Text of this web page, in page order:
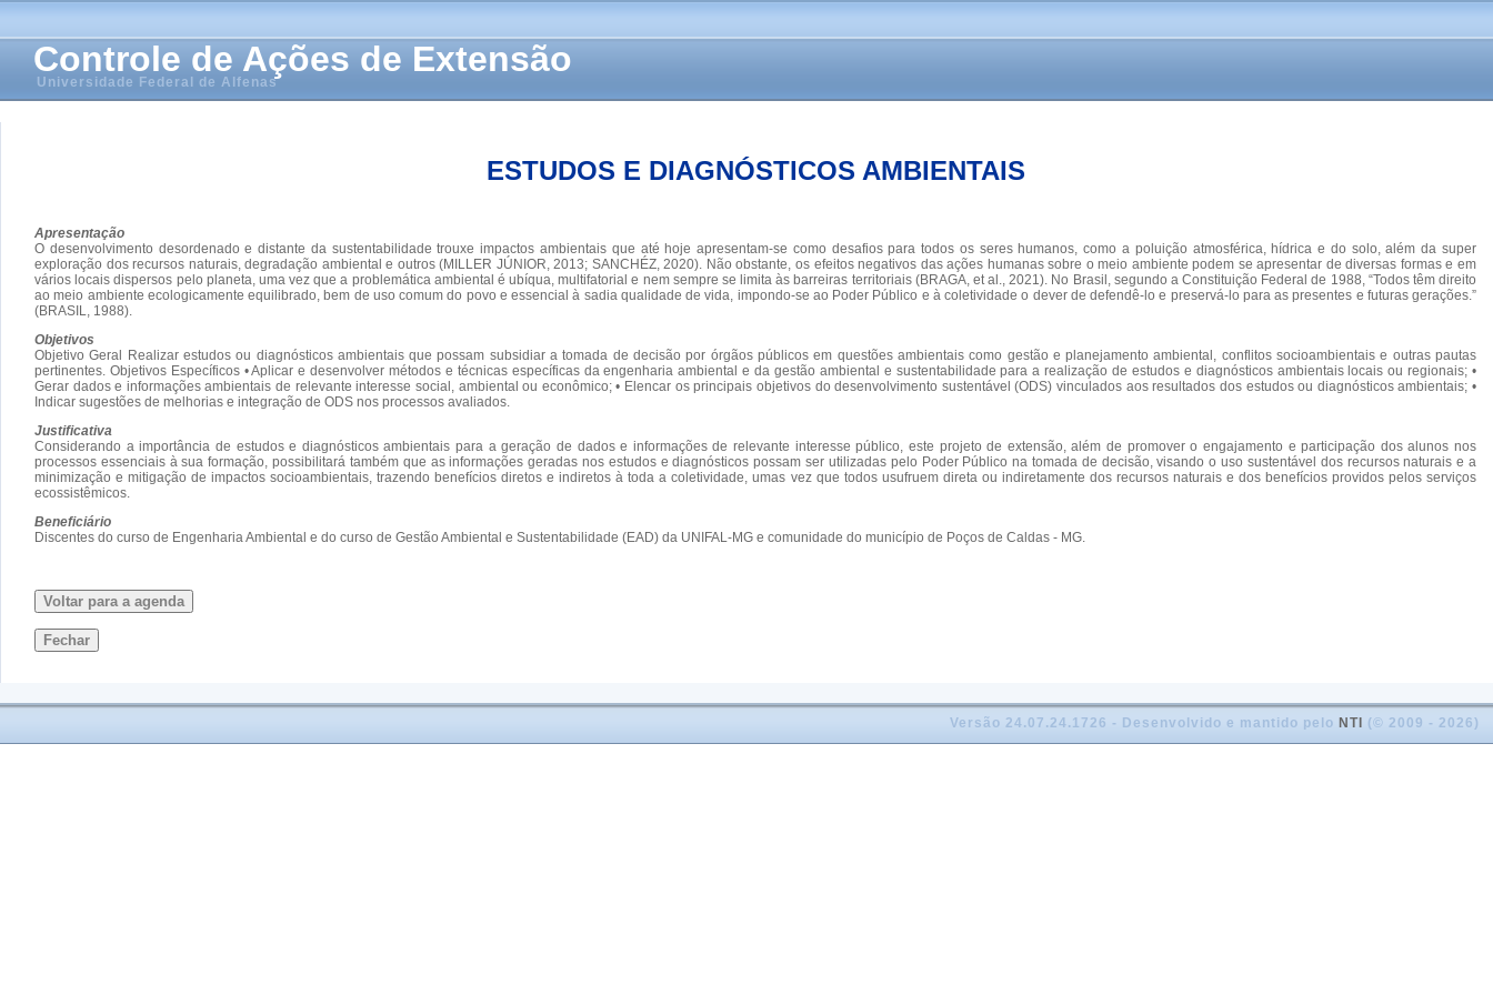
Controle de Ações de Extensão
Universidade Federal de Alfenas
ESTUDOS E DIAGNÓSTICOS AMBIENTAIS
Apresentação
O desenvolvimento desordenado e distante da sustentabilidade trouxe impactos ambientais que até hoje apresentam-se como desafios para todos os seres humanos, como a poluição atmosférica, hídrica e do solo, além da super
exploração dos recursos naturais, degradação ambiental e outros (MILLER JÚNIOR, 2013; SANCHÉZ, 2020). Não obstante, os efeitos negativos das ações humanas sobre o meio ambiente podem se apresentar de diversas formas e em
vários locais dispersos pelo planeta, uma vez que a problemática ambiental é ubíqua, multifatorial e nem sempre se limita às barreiras territoriais (BRAGA, et al., 2021). No Brasil, segundo a Constituição Federal de 1988, “Todos têm direito
ao meio ambiente ecologicamente equilibrado, bem de uso comum do povo e essencial à sadia qualidade de vida, impondo-se ao Poder Público e à coletividade o dever de defendê-lo e preservá-lo para as presentes e futuras gerações.”
(BRASIL, 1988).
Objetivos
Objetivo Geral Realizar estudos ou diagnósticos ambientais que possam subsidiar a tomada de decisão por órgãos públicos em questões ambientais como gestão e planejamento ambiental, conflitos socioambientais e outras pautas
pertinentes. Objetivos Específicos • Aplicar e desenvolver métodos e técnicas específicas da engenharia ambiental e da gestão ambiental e sustentabilidade para a realização de estudos e diagnósticos ambientais locais ou regionais; •
Gerar dados e informações ambientais de relevante interesse social, ambiental ou econômico; • Elencar os principais objetivos do desenvolvimento sustentável (ODS) vinculados aos resultados dos estudos ou diagnósticos ambientais; •
Indicar sugestões de melhorias e integração de ODS nos processos avaliados.
Justificativa
Considerando a importância de estudos e diagnósticos ambientais para a geração de dados e informações de relevante interesse público, este projeto de extensão, além de promover o engajamento e participação dos alunos nos
processos essenciais à sua formação, possibilitará também que as informações geradas nos estudos e diagnósticos possam ser utilizadas pelo Poder Público na tomada de decisão, visando o uso sustentável dos recursos naturais e a
minimização e mitigação de impactos socioambientais, trazendo benefícios diretos e indiretos à toda a coletividade, umas vez que todos usufruem direta ou indiretamente dos recursos naturais e dos benefícios providos pelos serviços
ecossistêmicos.
Beneficiário
Discentes do curso de Engenharia Ambiental e do curso de Gestão Ambiental e Sustentabilidade (EAD) da UNIFAL-MG e comunidade do município de Poços de Caldas - MG.
Voltar para a agenda
Fechar
Versão 24.07.24.1726 - Desenvolvido e mantido pelo NTI (© 2009 - 2026)